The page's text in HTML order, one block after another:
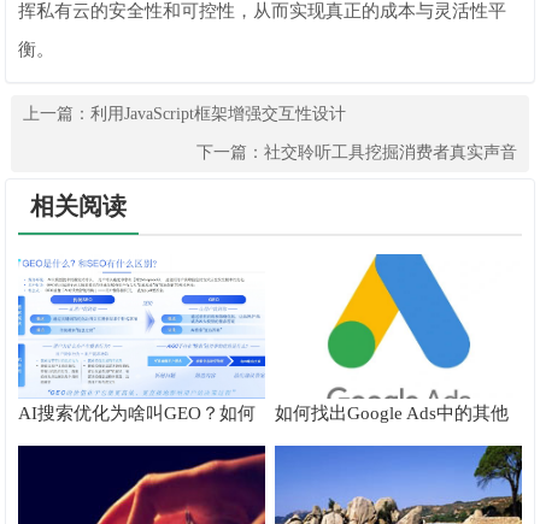
挥私有云的安全性和可控性，从而实现真正的成本与灵活性平
衡。
上一篇：利用JavaScript框架增强交互性设计
下一篇： 社交聆听工具挖掘消费者真实声音
相关阅读
AI搜索优化为啥叫GEO？如何
在AI搜索中获得排名？
如何找出Google Ads中的其他
搜索字词